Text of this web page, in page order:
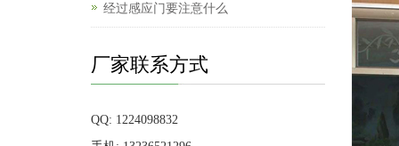
经过感应门要注意什么
厂家联系方式
QQ: 1224098832